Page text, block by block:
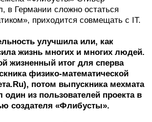
в Германии сложно остаться
приходится совмещать с IT.
улучшила или, как
жизнь многих и многих людей.
жизненный итог для сперва
физико-математической
потом выпускника мехмата
из пользователей проекта в
создателя «Флибусты».